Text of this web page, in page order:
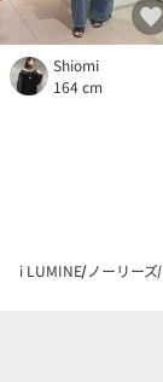
Shiomi
164 cm
i LUMINE ノーリーズ